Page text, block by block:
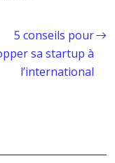
5 conseils pour
sa startup à
l’international